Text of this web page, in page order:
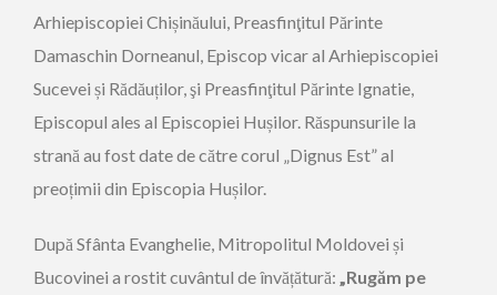
Arhiepiscopiei Chișinăului, Preasfinţitul Părinte
Damaschin Dorneanul, Episcop vicar al Arhiepiscopiei
Sucevei și Rădăuților, şi Preasfinţitul Părinte Ignatie,
Episcopul ales al Episcopiei Hușilor. Răspunsurile la
strană au fost date de către corul „Dignus Est” al
preoțimii din Episcopia Hușilor.
După Sfânta Evanghelie, Mitropolitul Moldovei și
Bucovinei a rostit cuvântul de învățătură: „Rugăm pe